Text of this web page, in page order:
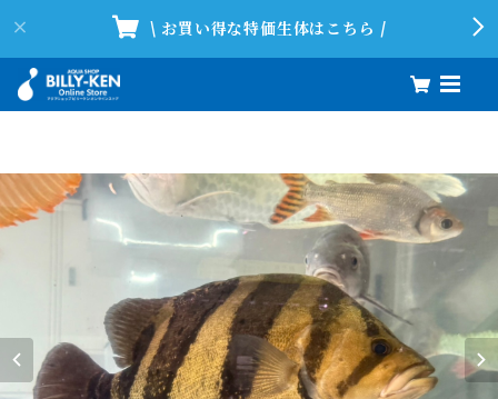
\ お買い得な特価生体はこちら /